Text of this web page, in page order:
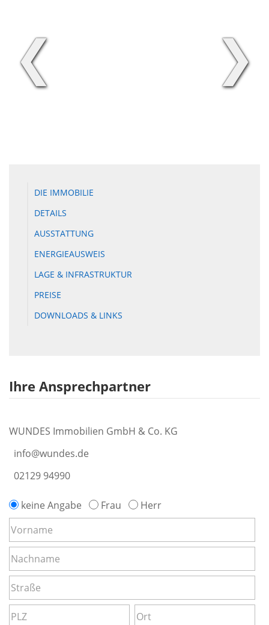
❮ ❯
DIE IMMOBILIE
DETAILS
AUSSTATTUNG
ENERGIEAUSWEIS
LAGE & INFRASTRUKTUR
PREISE
DOWNLOADS & LINKS
Ihre Ansprechpartner
WUNDES Immobilien GmbH & Co. KG
info@wundes.de
02129 94990
keine Angabe Frau Herr